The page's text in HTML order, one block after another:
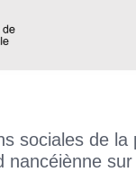
sociales de la
nancéiènne